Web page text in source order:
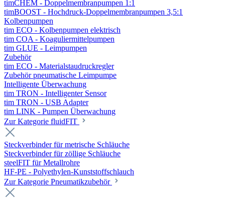
timCHEM - Doppelmembranpumpen 1:1
timBOOST - Hochdruck-Doppelmembranpumpen 3,5:1
Kolbenpumpen
tim ECO - Kolbenpumpen elektrisch
tim COA - Koaguliermittelpumpen
tim GLUE - Leimpumpen
Zubehör
tim ECO - Materialstaudruckregler
Zubehör pneumatische Leimpumpe
Intelligente Überwachung
tim TRON - Intelligenter Sensor
tim TRON - USB Adapter
tim LINK - Pumpen Überwachung
Zur Kategorie fluidFIT
Steckverbinder für metrische Schläuche
Steckverbinder für zöllige Schläuche
steelFIT für Metallrohre
HF-PE - Polyethylen-Kunststoffschlauch
Zur Kategorie Pneumatikzubehör